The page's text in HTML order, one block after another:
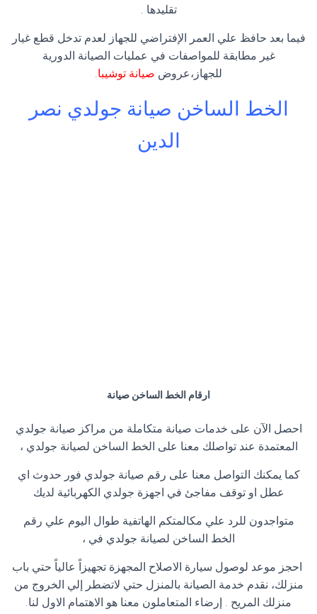
تقليدها .
فيما بعد حافظ علي العمر الإفتراضي للجهاز لعدم تدخل قطع غيار
غير مطابقة للمواصفات في عمليات الصيانة الدورية
للجهاز،عروض صيانة توشيبا.
الخط الساخن صيانة جولدي نصر
الدين
ارقام الخط الساخن صيانة
احصل الآن على خدمات صيانة متكاملة من مراكز صيانة جولدي
المعتمدة عند تواصلك معنا على الخط الساخن لصيانة جولدي ،
كما يمكنك التواصل معنا على رقم صيانة جولدي فور حدوث اي
عطل او توقف مفاجئ في اجهزة جولدي الكهربائية لديك
متواجدون للرد علي مكالمتكم الهاتفية طوال اليوم علي رقم
الخط الساخن لصيانة جولدي في ،
احجز موعد لوصول سيارة الاصلاح المجهزة تجهيزاً عالياً حتي باب
منزلك، نقدم خدمة الصيانة بالمنزل حتي لاتضطر إلي الخروج من
منزلك المريح . إرضاء المتعاملون معنا هو الاهتمام الاول لنا.